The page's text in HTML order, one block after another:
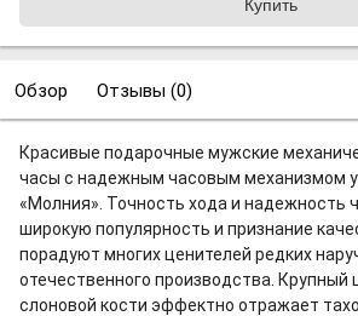
Обзор Отзывы (0)
Красивые подарочные мужские
часы с надежным часовым механизмом
«Молния». Точность хода и надежность
широкую популярность и признание
порадуют многих ценителей редких
отечественного производства. Крупный
слоновой кости эффектно отражает